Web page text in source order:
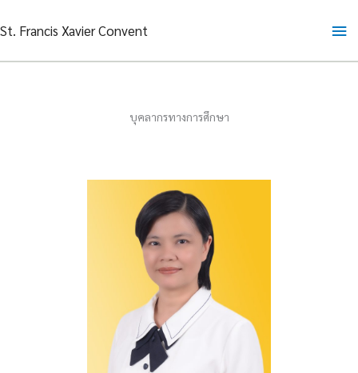
to
St. Francis Xavier Convent
บุคลากรทางการศึกษา